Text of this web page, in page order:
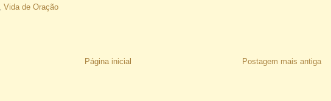
Vida de Oração
Postagem mais antiga
Página inicial